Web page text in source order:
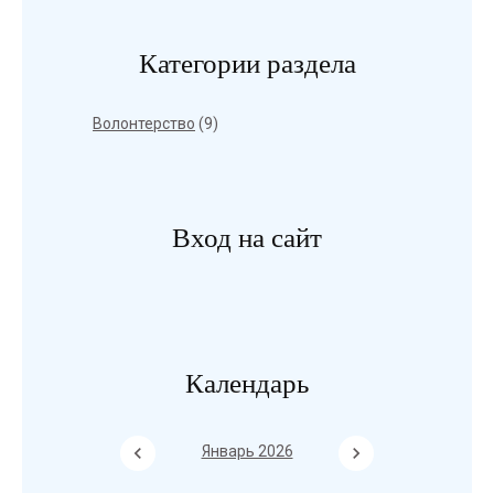
Категории раздела
Волонтерство (9)
Вход на сайт
Календарь
Январь 2026